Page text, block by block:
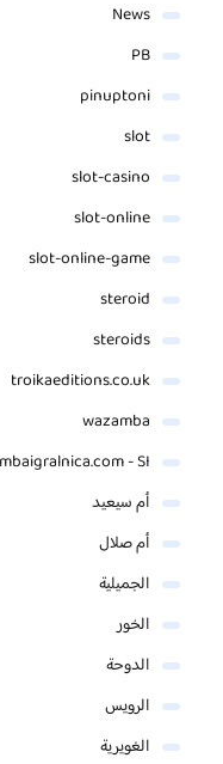
News
PB
pinuptoni
slot
slot-casino
slot-online
slot-online-game
steroid
steroids
troikaeditions.co.uk
wazamba
- SI
أم سيعيد
أم صلال
الجميلية
الخور
الدوحة
الرويس
الغويرية